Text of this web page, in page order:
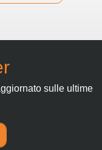
sulle ultime